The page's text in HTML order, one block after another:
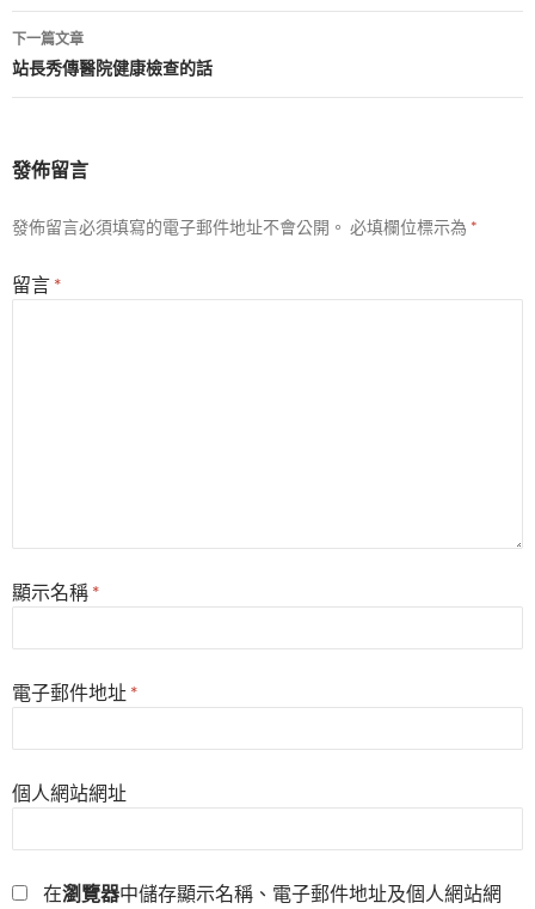
導
覽
下一篇文章
站長秀傳醫院健康檢查的話
發佈留言
發佈留言必須填寫的電子郵件地址不會公開。 必填欄位標示為 *
留言 *
顯示名稱 *
電子郵件地址 *
個人網站網址
在瀏覽器中儲存顯示名稱、電子郵件地址及個人網站網